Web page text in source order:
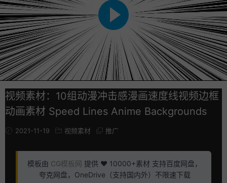
视频素材：10组动漫冲击感漫画速度线视频边框
动画素材 Speed Lines Anime Backgrounds
2021-11-19 视频素材 推广
模板由 CG模板网 提供 ❤️ 10000+素材 支持百度网盘，
夸克网盘，OneDrive（支持国内外）不限速下载